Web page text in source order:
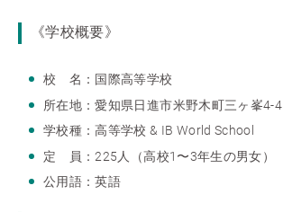
《学校概要》
校 名：国際高等学校
所在地：愛知県日進市米野木町三ヶ峯4-4
学校種：高等学校 & IB World School
定 員：225人（高校1〜3年生の男女）
公用語：英語